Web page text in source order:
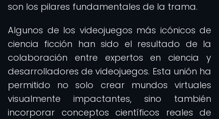
son los pilares fundamentales de la trama.
Algunos de los videojuegos más icónicos de
ciencia ficción han sido el resultado de la
colaboración entre expertos en ciencia y
desarrolladores de videojuegos. Esta unión ha
permitido no solo crear mundos virtuales
visualmente impactantes, sino también
incorporar conceptos científicos reales de